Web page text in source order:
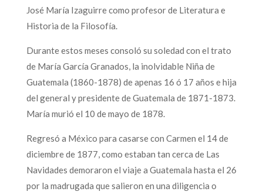
José María Izaguirre como profesor de Literatura e
Historia de la Filosofía.
Durante estos meses consoló su soledad con el trato
de María García Granados, la inolvidable Niña de
Guatemala (1860-1878) de apenas 16 ó 17 años e hija
del general y presidente de Guatemala de 1871-1873.
María murió el 10 de mayo de 1878.
Regresó a México para casarse con Carmen el 14 de
diciembre de 1877, como estaban tan cerca de Las
Navidades demoraron el viaje a Guatemala hasta el 26
por la madrugada que salieron en una diligencia o